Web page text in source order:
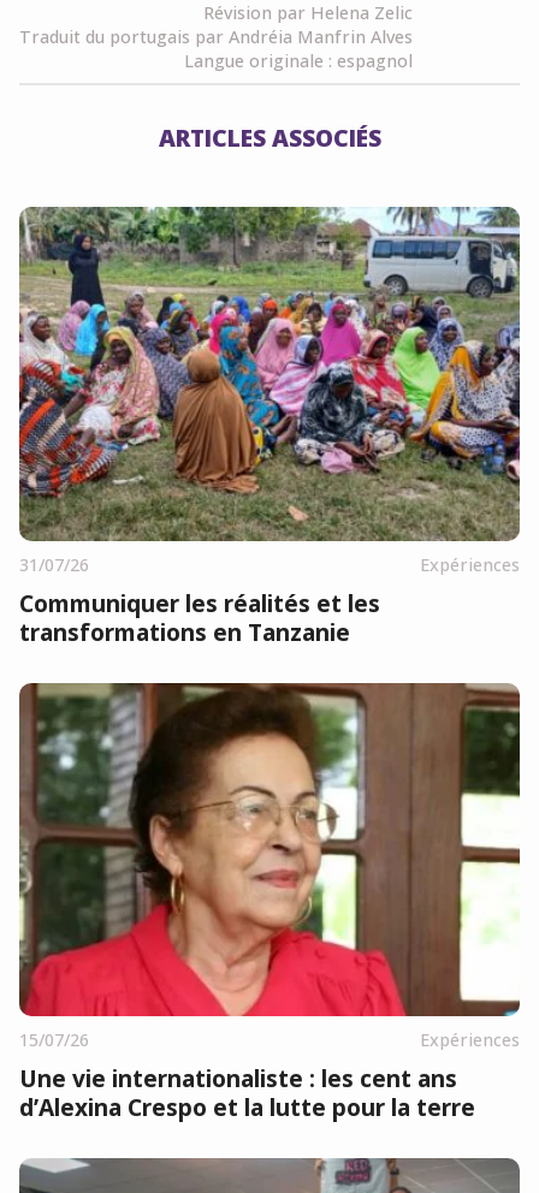
Révision par Helena Zelic
Traduit du portugais par Andréia Manfrin Alves
Langue originale : espagnol
ARTICLES ASSOCIÉS
31/07/26 Expériences
Communiquer les réalités et les
transformations en Tanzanie
15/07/26 Expériences
Une vie internationaliste : les cent ans
d’Alexina Crespo et la lutte pour la terre